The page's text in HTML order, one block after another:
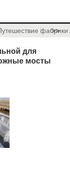
фабрики
>>
для
мосты